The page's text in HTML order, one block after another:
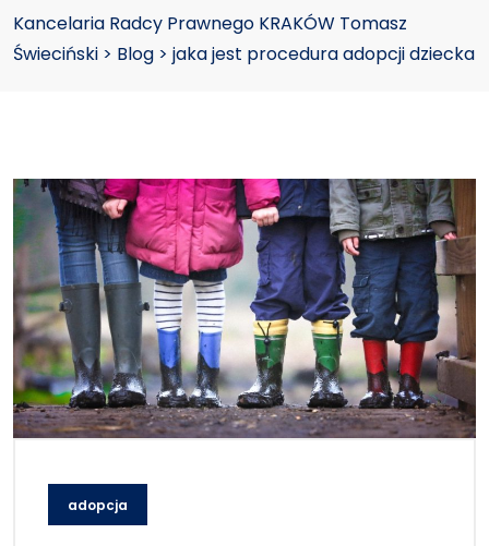
Kancelaria Radcy Prawnego KRAKÓW Tomasz
Świeciński > Blog > jaka jest procedura adopcji dziecka
adopcja